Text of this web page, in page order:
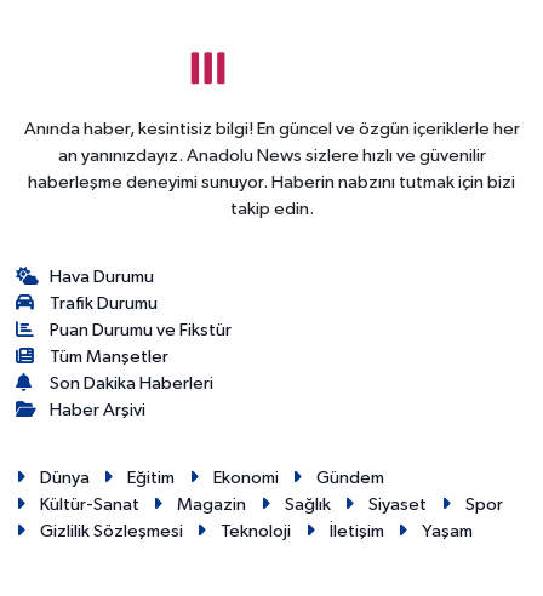
Anında haber, kesintisiz bilgi! En güncel ve özgün içeriklerle her
an yanınızdayız. Anadolu News sizlere hızlı ve güvenilir
haberleşme deneyimi sunuyor. Haberin nabzını tutmak için bizi
takip edin.
Hava Durumu
Trafik Durumu
Puan Durumu ve Fikstür
Tüm Manşetler
Son Dakika Haberleri
Haber Arşivi
Dünya Eğitim Ekonomi
Gündem
Kültür-Sanat
Magazin Sağlık Siyaset
Spor
Gizlilik Sözleşmesi
Teknoloji İletişim Yaşam